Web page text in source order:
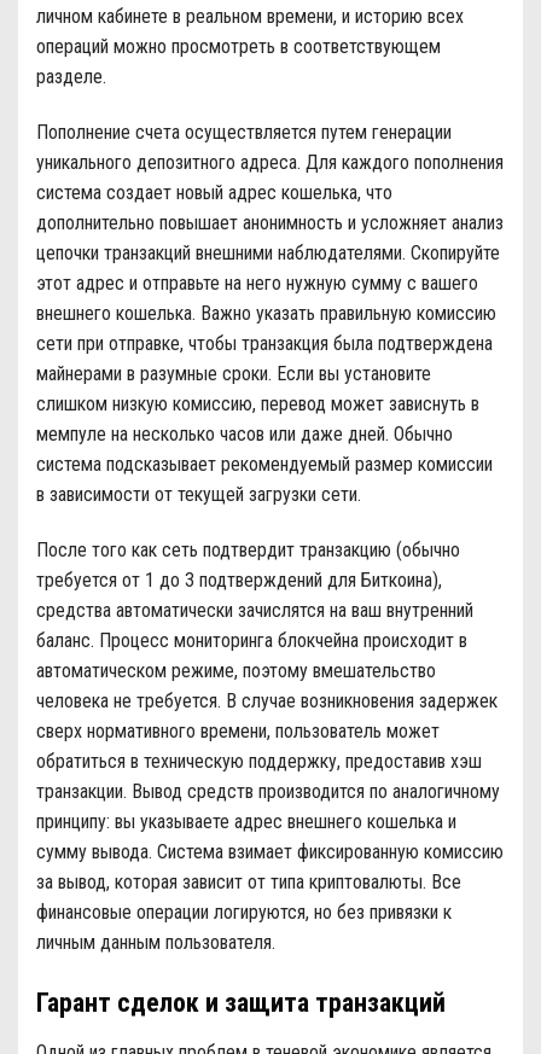
личном кабинете в реальном времени, и историю всех
операций можно просмотреть в соответствующем
разделе.
Пополнение счета осуществляется путем генерации
уникального депозитного адреса. Для каждого пополнения
система создает новый адрес кошелька, что
дополнительно повышает анонимность и усложняет анализ
цепочки транзакций внешними наблюдателями. Скопируйте
этот адрес и отправьте на него нужную сумму с вашего
внешнего кошелька. Важно указать правильную комиссию
сети при отправке, чтобы транзакция была подтверждена
майнерами в разумные сроки. Если вы установите
слишком низкую комиссию, перевод может зависнуть в
мемпуле на несколько часов или даже дней. Обычно
система подсказывает рекомендуемый размер комиссии
в зависимости от текущей загрузки сети.
После того как сеть подтвердит транзакцию (обычно
требуется от 1 до 3 подтверждений для Биткоина),
средства автоматически зачислятся на ваш внутренний
баланс. Процесс мониторинга блокчейна происходит в
автоматическом режиме, поэтому вмешательство
человека не требуется. В случае возникновения задержек
сверх нормативного времени, пользователь может
обратиться в техническую поддержку, предоставив хэш
транзакции. Вывод средств производится по аналогичному
принципу: вы указываете адрес внешнего кошелька и
сумму вывода. Система взимает фиксированную комиссию
за вывод, которая зависит от типа криптовалюты. Все
финансовые операции логируются, но без привязки к
личным данным пользователя.
Гарант сделок и защита транзакций